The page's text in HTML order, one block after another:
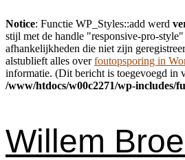
Notice: Functie WP_Styles::add werd
stijl met de handle "responsive-pro-
afhankelijkheden die niet zijn
alstublieft alles overfoutopsporing in
informatie. (Dit bericht is toegevoegd in
/www/htdocs/w00c2271/wp-includes/
Willem